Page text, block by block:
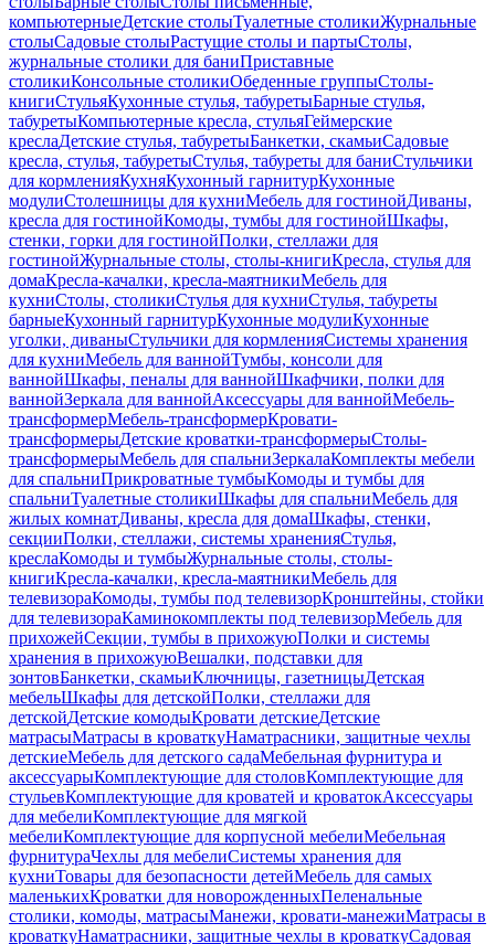
компьютерныеДетские столыТуалетные столикиЖурнальные
столыСадовые столыРастущие столы и партыСтолы,
журнальные столики для баниПриставные
столикиКонсольные столикиОбеденные группыСтолы-
книгиСтульяКухонные стулья, табуретыБарные стулья,
табуретыКомпьютерные кресла, стульяГеймерские
креслаДетские стулья, табуретыБанкетки, скамьиСадовые
кресла, стулья, табуретыСтулья, табуреты для баниСтульчики
для кормленияКухняКухонный гарнитурКухонные
модулиСтолешницы для кухниМебель для гостинойДиваны,
кресла для гостинойКомоды, тумбы для гостинойШкафы,
стенки, горки для гостинойПолки, стеллажи для
гостинойЖурнальные столы, столы-книгиКресла, стулья для
домаКресла-качалки, кресла-маятникиМебель для
кухниСтолы, столикиСтулья для кухниСтулья, табуреты
барныеКухонный гарнитурКухонные модулиКухонные
уголки, диваныСтульчики для кормленияСистемы хранения
для кухниМебель для ваннойТумбы, консоли для
ваннойШкафы, пеналы для ваннойШкафчики, полки для
ваннойЗеркала для ваннойАксессуары для ваннойМебель-
трансформерМебель-трансформерКровати-
трансформерыДетские кроватки-трансформерыСтолы-
трансформерыМебель для спальниЗеркалаКомплекты мебели
для спальниПрикроватные тумбыКомоды и тумбы для
спальниТуалетные столикиШкафы для спальниМебель для
жилых комнатДиваны, кресла для домаШкафы, стенки,
секцииПолки, стеллажи, системы храненияСтулья,
креслаКомоды и тумбыЖурнальные столы, столы-
книгиКресла-качалки, кресла-маятникиМебель для
телевизораКомоды, тумбы под телевизорКронштейны, стойки
для телевизораКаминокомплекты под телевизорМебель для
прихожейСекции, тумбы в прихожуюПолки и системы
хранения в прихожуюВешалки, подставки для
зонтовБанкетки, скамьиКлючницы, газетницыДетская
мебельШкафы для детскойПолки, стеллажи для
детскойДетские комодыКровати детскиеДетские
матрасыМатрасы в кроваткуНаматрасники, защитные чехлы
детскиеМебель для детского садаМебельная фурнитура и
аксессуарыКомплектующие для столовКомплектующие для
стульевКомплектующие для кроватей и кроватокАксессуары
для мебелиКомплектующие для мягкой
мебелиКомплектующие для корпусной мебелиМебельная
фурнитураЧехлы для мебелиСистемы хранения для
кухниТовары для безопасности детейМебель для самых
маленькихКроватки для новорожденныхПеленальные
столики, комоды, матрасыМанежи, кровати-манежиМатрасы в
кроваткуНаматрасники, защитные чехлы в кроваткуСадовая